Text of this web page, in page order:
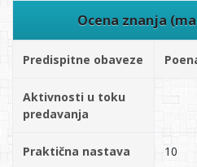
Ocena znanja
Predispitne obaveze
Aktivnosti u toku
predavanja
Praktična nastava 10